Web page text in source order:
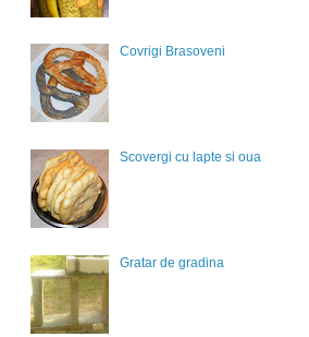
Covrigi Brasoveni
Scovergi cu lapte si oua
Gratar de gradina